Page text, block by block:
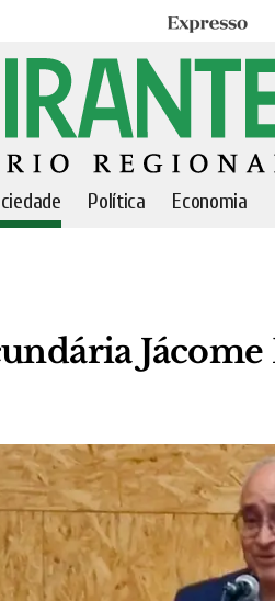
Expresso
Política Economia